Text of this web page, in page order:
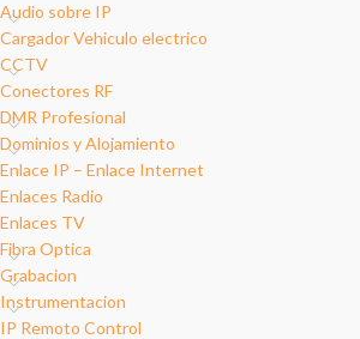
Audio sobre IP
Cargador Vehiculo electrico
CCTV
Conectores RF
DMR Profesional
Dominios y Alojamiento
Enlace IP – Enlace Internet
Enlaces Radio
Enlaces TV
Fibra Optica
Grabacion
Instrumentacion
IP Remoto Control